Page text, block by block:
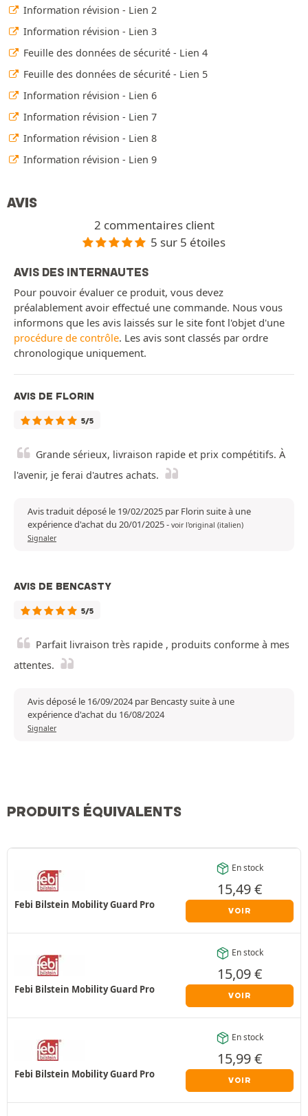
Information révision - Lien 2
Information révision - Lien 3
Feuille des données de sécurité - Lien 4
Feuille des données de sécurité - Lien 5
Information révision - Lien 6
Information révision - Lien 7
Information révision - Lien 8
Information révision - Lien 9
AVIS
2 commentaires client
5 sur 5 étoiles
AVIS DES INTERNAUTES
Pour pouvoir évaluer ce produit, vous devez
préalablement avoir effectué une commande. Nous vous
informons que les avis laissés sur le site font l'objet d'une
procédure de contrôle. Les avis sont classés par ordre
chronologique uniquement.
AVIS DE FLORIN
5/5
Grande sérieux, livraison rapide et prix compétitifs. À
l'avenir, je ferai d'autres achats.
Avis traduit déposé le 19/02/2025 par Florin suite à une
expérience d'achat du 20/01/2025- voir l'original (italien)
Signaler
AVIS DE BENCASTY
5/5
Parfait livraison très rapide , produits conforme à mes
attentes.
Avis déposé le 16/09/2024 par Bencasty suite à une
expérience d'achat du 16/08/2024
Signaler
PRODUITS ÉQUIVALENTS
Febi Bilstein Mobility Guard Pro
En stock
15,49€
VOIR
Febi Bilstein Mobility Guard Pro
En stock
15,09€
VOIR
Febi Bilstein Mobility Guard Pro
En stock
15,99€
VOIR